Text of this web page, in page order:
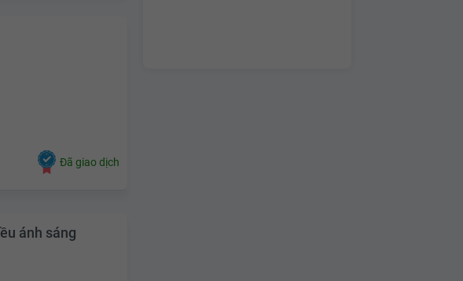
Đã giao dịch
ánh sáng